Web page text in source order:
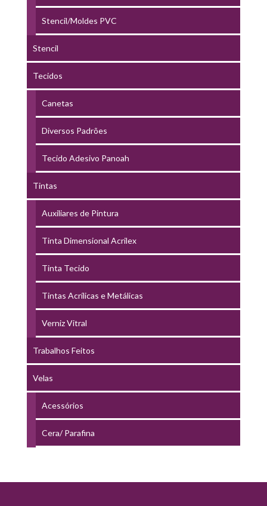
Stencil/Moldes PVC
Stencil
Tecidos
Canetas
Diversos Padrões
Tecido Adesivo Panoah
Tintas
Auxiliares de Pintura
Tinta Dimensional Acrilex
Tinta Tecido
Tintas Acrílicas e Metálicas
Verniz Vitral
Trabalhos Feitos
Velas
Acessórios
Cera/ Parafina